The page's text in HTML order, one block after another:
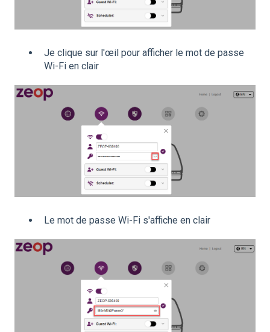
Je clique sur l'œil pour afficher le mot de passe
Wi-Fi en clair
Le mot de passe Wi-Fi s'affiche en clair